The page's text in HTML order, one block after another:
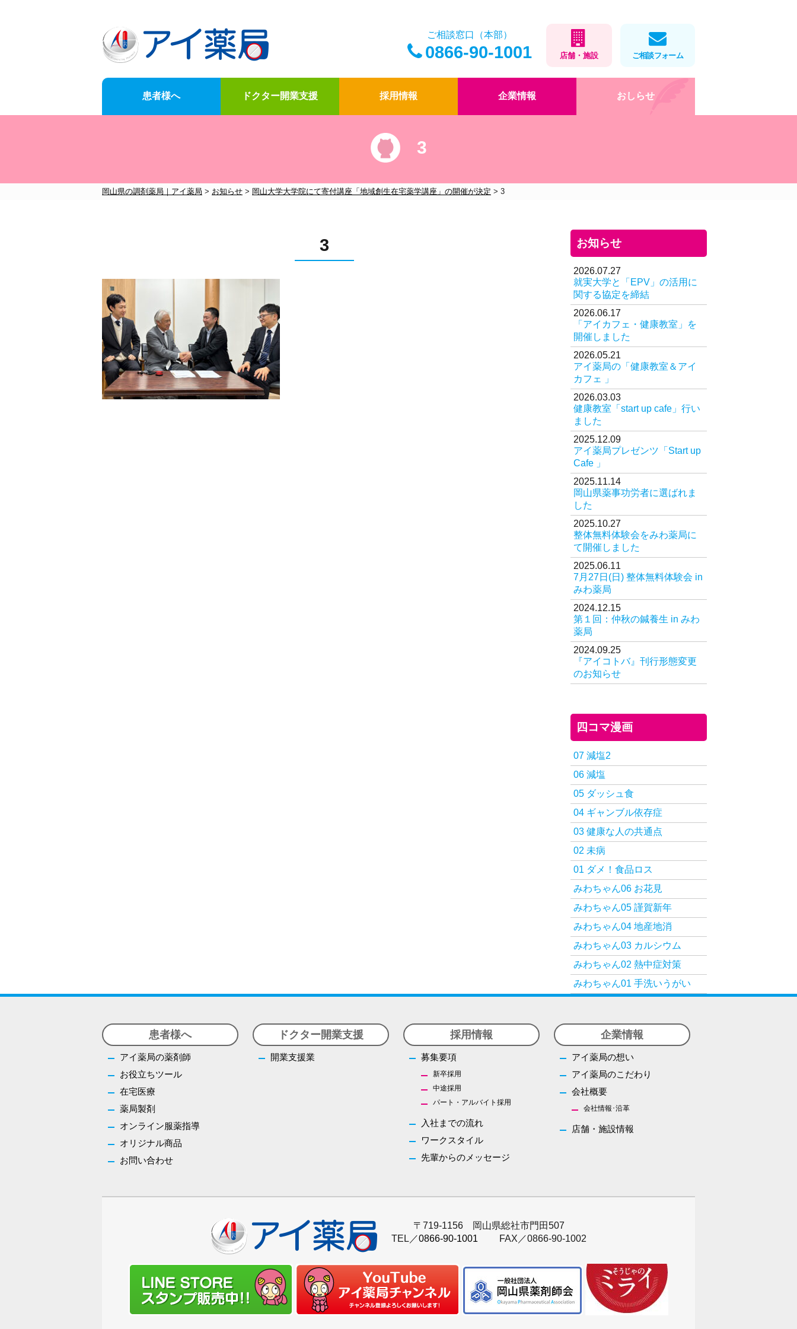
ご相談窓口（本部）
0866-90-1001 店舗・施設 ご相談フォーム
患者様へ
アイ薬局の薬剤師
健康教室
お役立ちツール
オリジナル商品
医薬品の特定販売
お問い合わせ
ドクター開業支援
ドクター開業支援
採用情報 企業情報
アイ薬局の想い アイ薬局のこだわり
インターンシップ(栄養学
おしらせ
四コマ漫画 社内報「アイコトバ」
3
岡山県の調剤薬局｜アイ薬局 > お知らせ > 岡山大学大学院にて寄付講座「地域創生在宅薬学講座」の開催が決定 > 3
3 お知らせ
2026.07.27
就実大学と「EPV」の活用に
関する協定を締結
2026.06.17
「アイカフェ・健康教室」を
開催しました
2026.05.21
アイ薬局の「健康教室＆アイ
カフェ 」
2026.03.03
健康教室「start up cafe」行い
ました
2025.12.09
アイ薬局プレゼンツ「Start up
Cafe 」
2025.11.14
岡山県薬事功労者に選ばれま
した
2025.10.27
整体無料体験会をみわ薬局に
て開催しました
2025.06.11
7月27日(日) 整体無料体験会 in
みわ薬局
2024.12.15
第１回：仲秋の鍼養生 in みわ
薬局
2024.09.25
『アイコトバ』刊行形態変更
のお知らせ
四コマ漫画
07 減塩2
06 減塩
05 ダッシュ食
04 ギャンブル依存症
03 健康な人の共通点
02 未病
01 ダメ！食品ロス
みわちゃん06 お花見
みわちゃん05 謹賀新年
みわちゃん04 地産地消
みわちゃん03 カルシウム
みわちゃん02 熱中症対策
みわちゃん01 手洗いうがい
患者様へ
アイ薬局の薬剤師
お役立ちツール
在宅医療
薬局製剤
オンライン服薬指導
オリジナル商品
お問い合わせ
ドクター開業支援
開業支援業
採用情報
募集要項
新卒採用
中途採用
パート・アルバイト採用
入社までの流れ
ワークスタイル
先輩からのメッセージ
企業情報
アイ薬局の想い
アイ薬局のこだわり
会社概要
会社情報･沿革
店舗・施設情報
〒719-1156 岡山県総社市門田507
TEL／0866-90-1001 FAX／0866-90-1002